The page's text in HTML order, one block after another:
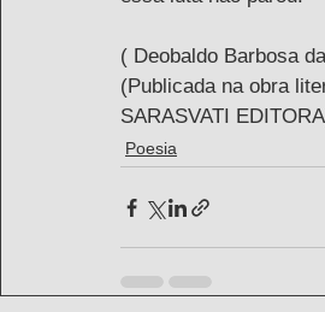
( Deobaldo Barbosa
(Publicada na obra
SARASVATI
Poesia